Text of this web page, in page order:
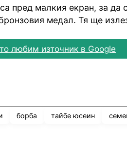
пред малкия екран, за да
медал. Тя ще
любим източник в Google
борба тайбе юсеин